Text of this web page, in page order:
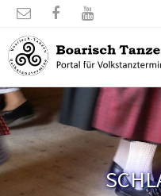
  